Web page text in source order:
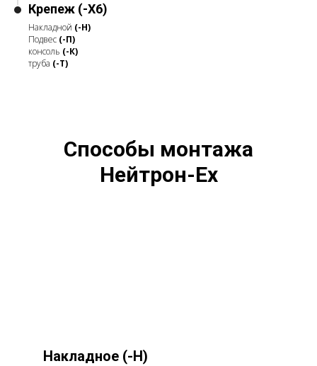
Крепеж (-X6)
Накладной (-Н)
Подвес (-П)
консоль (-К)
труба (-Т)
Способы монтажа
Нейтрон-Ex
Накладное (-Н)